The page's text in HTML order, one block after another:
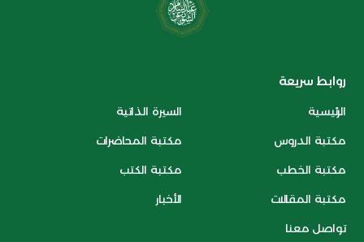
روابط سريعة
الرئيسية السيرة الذاتية
مكتبة الدروس مكتبة المحاضرات
مكتبة الخطب مكتبة الكتب
مكتبة المقالات الأخبار
تواصل معنا